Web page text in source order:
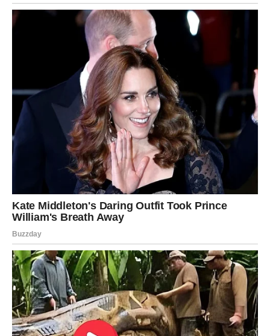
mogu donetiveliku strast, ali i iskušenja. Pokušajte da ne
kontrolišete sve – pustite da se stvari odvijaju prirodno.
Ljubavno su moguća velika priznanja, ali i suočavanje sa
sopstvenim strahovima. Poslovno, intuicija vas vodi ka
pravoj odluci. Treći dan donosi preokret i osećaj
unutrašnje moći.
STRELAC
Očekujte iznenađenja. Planovi se mogu menjati u
poslednjem trenutku, ali upravo to vam donosi sreću.
Ljubav dolazi kroz iskren razgovor ili neočekivan susret.
Slobodni Strelčevi mogu upoznati osobu koja ih inspiriše
i budi zaboravljenu radost.
Finansije su stabilne, ali izbegavajte impulsivne troškove.
Treći dan donosi optimizam, dobru vest i osećaj slobode.
JARAC
Ovo sudani istine i karmičkih nagrada. Shvatate koliko